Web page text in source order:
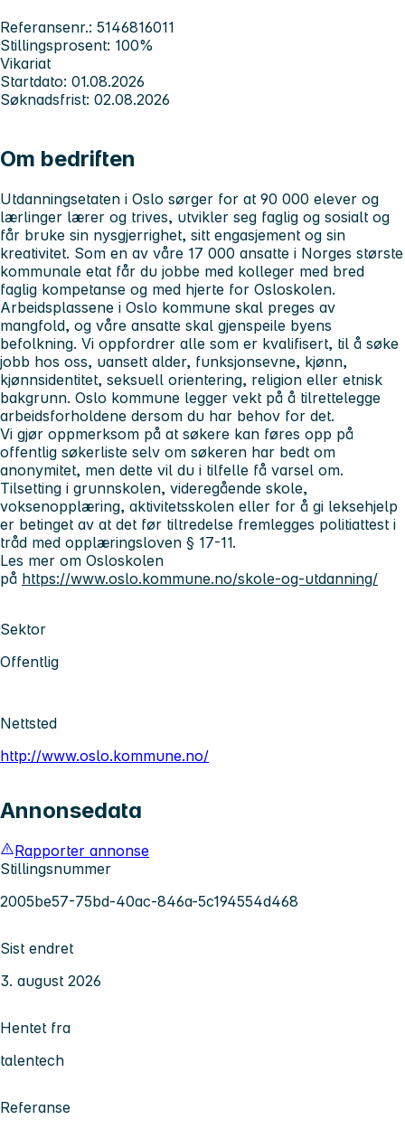
Referansenr.: 5146816011
Stillingsprosent: 100%
Vikariat
Startdato: 01.08.2026
Søknadsfrist: 02.08.2026
Om bedriften
Utdanningsetaten i Oslo sørger for at 90 000 elever og
lærlinger lærer og trives, utvikler seg faglig og sosialt og
får bruke sin nysgjerrighet, sitt engasjement og sin
kreativitet. Som en av våre 17 000 ansatte i Norges største
kommunale etat får du jobbe med kolleger med bred
faglig kompetanse og med hjerte for Osloskolen.
Arbeidsplassene i Oslo kommune skal preges av
mangfold, og våre ansatte skal gjenspeile byens
befolkning. Vi oppfordrer alle som er kvalifisert, til å søke
jobb hos oss, uansett alder, funksjonsevne, kjønn,
kjønnsidentitet, seksuell orientering, religion eller etnisk
bakgrunn. Oslo kommune legger vekt på å tilrettelegge
arbeidsforholdene dersom du har behov for det.
Vi gjør oppmerksom på at søkere kan føres opp på
offentlig søkerliste selv om søkeren har bedt om
anonymitet, men dette vil du i tilfelle få varsel om.
Tilsetting i grunnskolen, videregående skole,
voksenopplæring, aktivitetsskolen eller for å gi leksehjelp
er betinget av at det før tiltredelse fremlegges politiattest i
tråd med opplæringsloven § 17-11.
Les mer om Osloskolen
på https://www.oslo.kommune.no/skole-og-utdanning/
Sektor
Offentlig
Nettsted
http://www.oslo.kommune.no/
Annonsedata
Rapporter annonse
Stillingsnummer
2005be57-75bd-40ac-846a-5c194554d468
Sist endret
3. august 2026
Hentet fra
talentech
Referanse